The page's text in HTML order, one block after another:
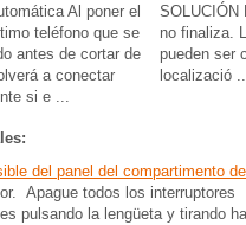
Al poner el
teléfono que se
antes de cortar de
a conectar
si e ...
SOLUCIÓN
no finaliza.
pueden ser
localizació
del panel del compartimento
Apague todos los interruptores
pulsando la lengüeta y tirando